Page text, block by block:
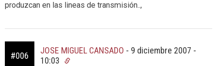
produzcan en las lineas de transmisión..,
#006
JOSE MIGUEL CANSADO - 9 diciembre 2007 -
10:03